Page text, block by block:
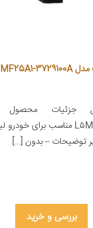
جزئیات محصول
بررسی و خرید